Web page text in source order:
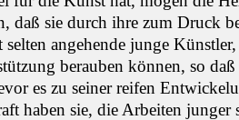
daß sie durch ihre zum Druck
angehende junge
berauben können, so
es zu seiner reifen
haben sie, die Arbeiten junger